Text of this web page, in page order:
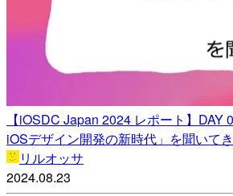
【iOSDC Japan 2024 レポート】DAY
iOSデザイン開発の新時代」を聞いてき
リルオッサ
2024.08.23